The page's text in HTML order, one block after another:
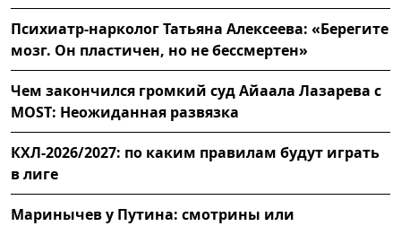
Психиатр-нарколог Татьяна Алексеева: «Берегите
мозг. Он пластичен, но не бессмертен»
Чем закончился громкий суд Айаала Лазарева с
MOST: Неожиданная развязка
КХЛ-2026/2027: по каким правилам будут играть
в лиге
Маринычев у Путина: смотрины или